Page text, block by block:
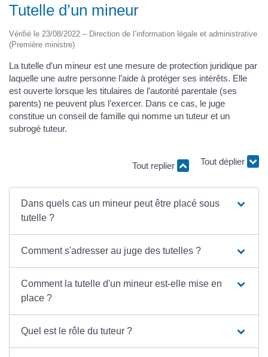
Tutelle d’un mineur
Vérifié le 23/08/2022 – Direction de l’information légale et administrative
(Première ministre)
La tutelle d’un mineur est une mesure de protection juridique par
laquelle une autre personne l’aide à protéger ses intérêts. Elle
est ouverte lorsque les titulaires de l’autorité parentale (ses
parents) ne peuvent plus l’exercer. Dans ce cas, le juge
constitue un conseil de famille qui nomme un tuteur et un
subrogé tuteur.
Tout replier
Dans quels cas un mineur peut être placé sous
tutelle ?
Comment s'adresser au juge des tutelles ?
Comment la tutelle d'un mineur est-elle mise en
place ?
Quel est le rôle du tuteur ?